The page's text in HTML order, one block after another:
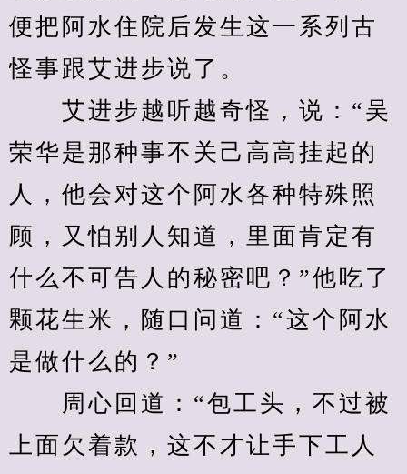
便把阿水住院后发生这一系列古
怪事跟艾进步说了。
艾进步越听越奇怪，说：“吴
荣华是那种事不关己高高挂起的
人，他会对这个阿水各种特殊照
顾，又怕别人知道，里面肯定有
什么不可告人的秘密吧？”他吃了
颗花生米，随口问道：“这个阿水
是做什么的？”
周心回道：“包工头，不过被
上面欠着款，这不才让手下工人